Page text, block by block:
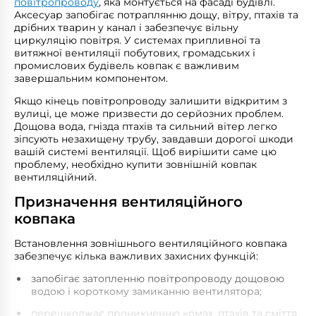
атмосферостійким силіконовим герметиком для
зовнішніх робіт.
Аксесуар запобігає потраплянню дощу, вітру, птахів та
дрібних тварин у канал і забезпечує вільну
циркуляцію повітря. У системах припливної та
витяжної вентиляції побутових, громадських і
промислових будівель ковпак є важливим
завершальним компонентом.
Якщо кінець повітропроводу залишити відкритим з
вулиці, це може призвести до серйозних проблем.
Дощова вода, гнізда птахів та сильний вітер легко
зіпсують незахищену трубу, завдавши дорогої шкоди
вашій системі вентиляції. Щоб вирішити саме цю
проблему, необхідно купити зовнішній ковпак
вентиляційний.
Призначення вентиляційного
ковпака
Встановлення зовнішнього вентиляційного ковпака
забезпечує кілька важливих захисних функцій:
запобігає затопленню повітропроводу дощовою
водою і короткому замиканню вентилятора;
перешкоджає проникненню комах, птахів та сміття,